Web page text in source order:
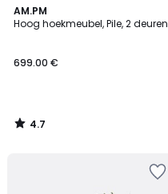
AM.PM
Hoog hoekmeubel, Pile, 2 deuren
699.00 €
4.7
/ 5
4.7
/